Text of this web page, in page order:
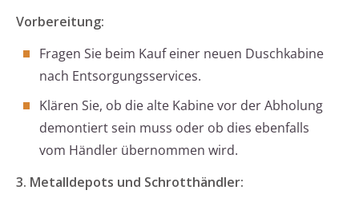
Vorbereitung:
Fragen Sie beim Kauf einer neuen Duschkabine
nach Entsorgungsservices.
Klären Sie, ob die alte Kabine vor der Abholung
demontiert sein muss oder ob dies ebenfalls
vom Händler übernommen wird.
3. Metalldepots und Schrotthändler: